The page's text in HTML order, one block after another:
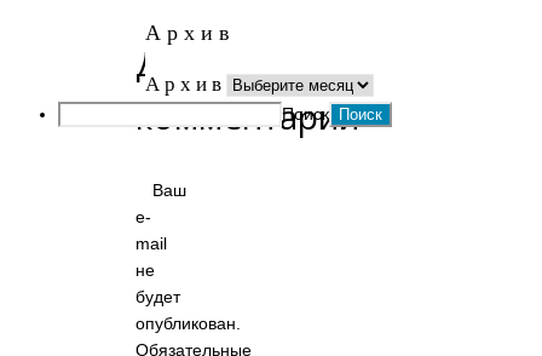
Добавить
комментарий
Ваш
e-
mail
не
будет
опубликован.
Обязательные
А р х и в
А р х и в
Поиск